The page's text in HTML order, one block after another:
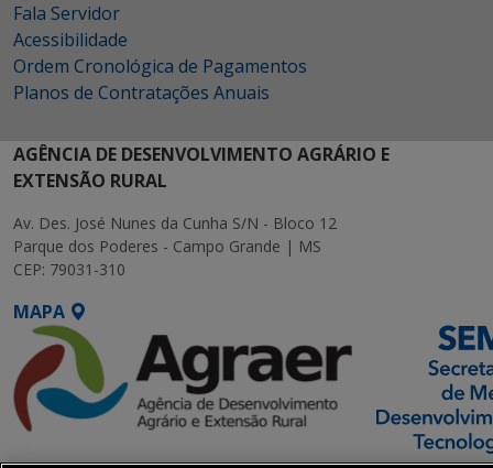
Fala Servidor
Acessibilidade
Ordem Cronológica de Pagamentos
Planos de Contratações Anuais
AGÊNCIA DE DESENVOLVIMENTO AGRÁRIO E
EXTENSÃO RURAL
Av. Des. José Nunes da Cunha S/N - Bloco 12
Parque dos Poderes - Campo Grande | MS
CEP: 79031-310
MAPA